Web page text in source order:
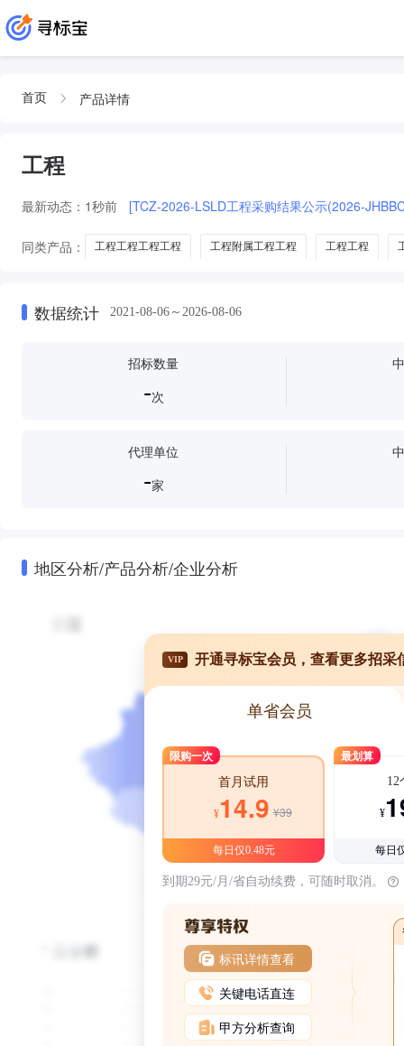
首页 产品详情
工程
最新动态： 1秒前 [TCZ-2026-LSLD工程采购结果公示(2026-
同类产品： 工程工程工程工程 工程附属工程工程 工程工程
数据统计 2021-08-06～2026-08-06
招标数量
-次
代理单位
-家
地区分析/产品分析/企业分析
VIP 开通寻标宝会员，查看更多招采
单省会员
限购一次
首月试用
¥14.9 ¥39
每日仅0.48元
最划算
12
¥
每日
到期29元/月/省自动续费，可随时取消。
标讯详情查看
关键电话直连
甲方分析查询